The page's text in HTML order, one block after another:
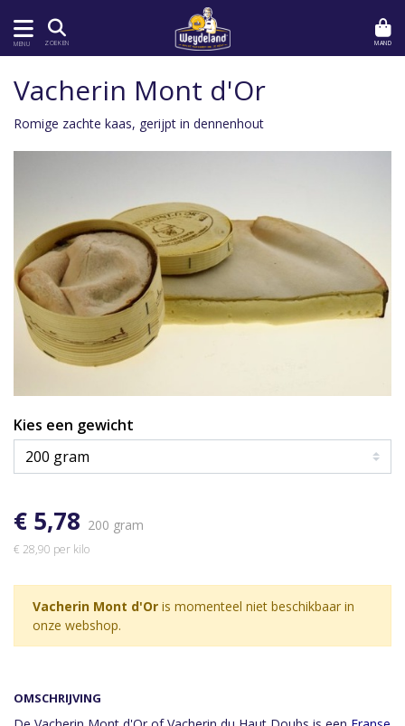
MENU ZOEKEN MAND
OMSCHRIJVING
Vacherin Mont d'Or
Romige zachte kaas, gerijpt in dennenhout
Kies een gewicht
€ 5,78 200 gram
€ 28,90 per kilo
Vacherin Mont d'Or is momenteel niet beschikbaar in
onze webshop.